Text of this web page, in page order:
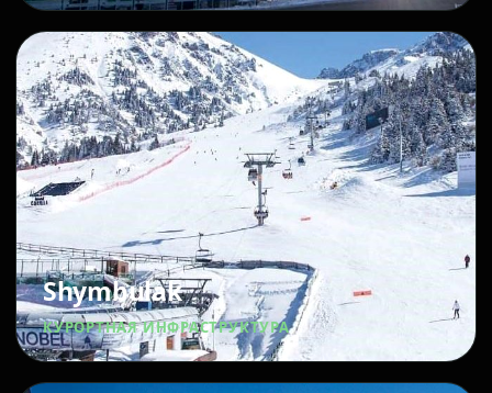
Shymbulak
КУРОРТНАЯ ИНФРАСТРУКТУРА